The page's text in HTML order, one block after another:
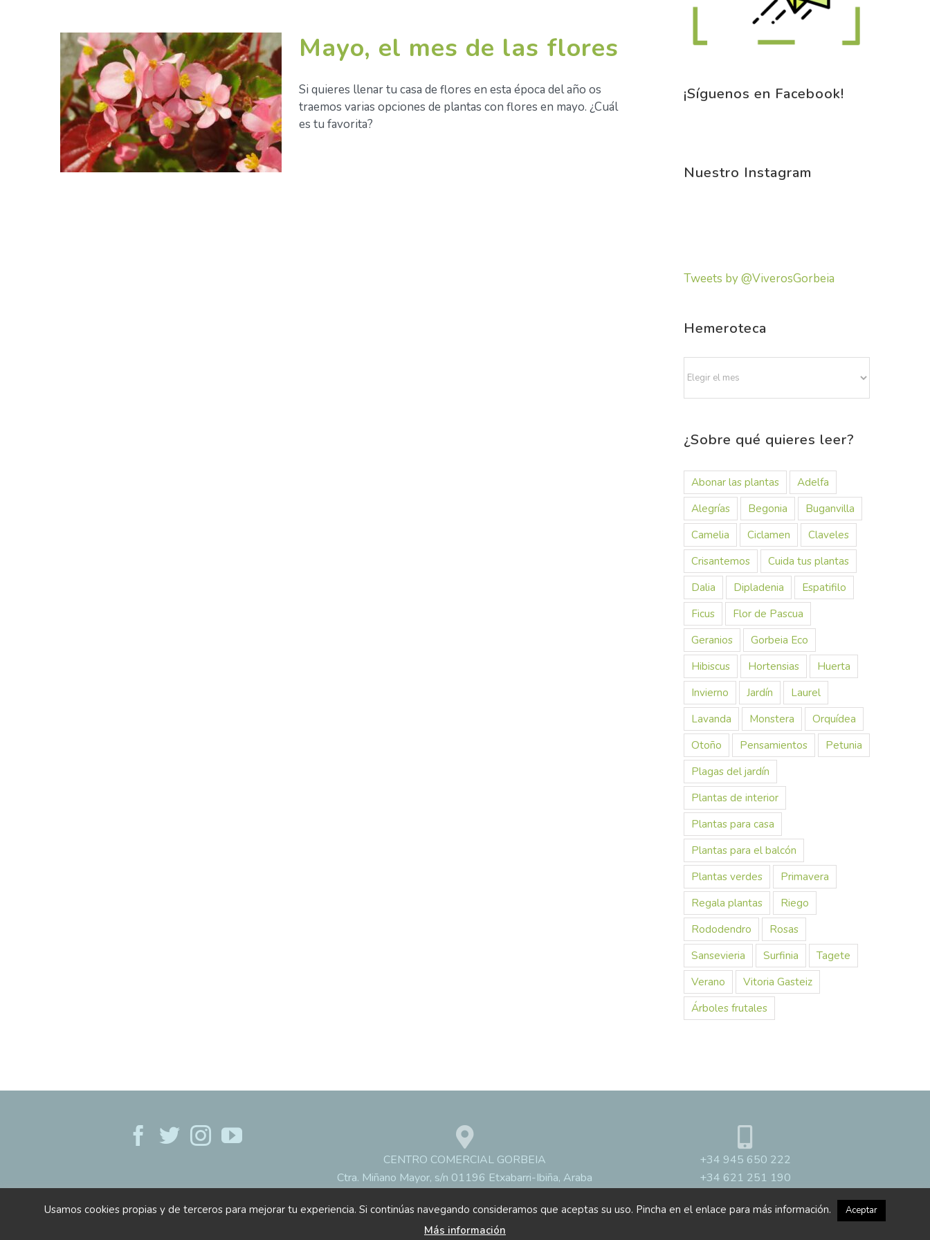
Mayo, el mes de las flores
Si quieres llenar tu casa de flores en esta época del año os
traemos varias opciones de plantas con flores en mayo. ¿Cuál
es tu favorita?
¡Síguenos en Facebook!
Nuestro Instagram
Tweets by @ViverosGorbeia
Hemeroteca
¿Sobre qué quieres leer?
Abonar las plantas
Adelfa
Alegrías
Begonia
Buganvilla
Camelia
Ciclamen
Claveles
Crisantemos
Cuida tus plantas
Dalia
Dipladenia
Espatifilo
Ficus
Flor de Pascua
Geranios
Gorbeia Eco
Hibiscus
Hortensias
Huerta
Invierno
Jardín
Laurel
Lavanda
Monstera
Orquídea
Otoño
Pensamientos
Petunia
Plagas del jardín
Plantas de interior
Plantas para casa
Plantas para el balcón
Plantas verdes
Primavera
Regala plantas
Riego
Rododendro
Rosas
Sansevieria
Surfinia
Tagete
Verano
Vitoria Gasteiz
Árboles frutales
CENTRO COMERCIAL GORBEIA
Ctra. Miñano Mayor, s/n 01196 Etxabarri-Ibiña, Araba
+34 945 650 222
+34 621 251 190
Aviso legal Política de privacidad
Usamos cookies propias y de terceros para mejorar tu experiencia. Si continúas navegando consideramos que aceptas su uso. Pincha en el enlace para más información. Aceptar
Más información